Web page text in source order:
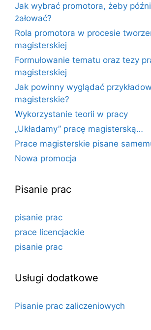
Jak wybrać promotora, żeby
żałować?
Rola promotora w procesie
magisterskiej
Formułowanie tematu oraz tezy
magisterskiej
Jak powinny wyglądać
magisterskie?
Wykorzystanie teorii w pracy
„Układamy” pracę magisterską…
Prace magisterskie pisane
Nowa promocja
Pisanie prac
pisanie prac
prace licencjackie
pisanie prac
Usługi dodatkowe
Pisanie prac zaliczeniowych